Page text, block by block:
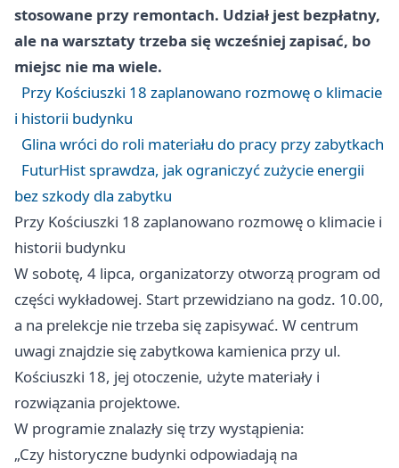
stosowane przy remontach. Udział jest bezpłatny,
ale na warsztaty trzeba się wcześniej zapisać, bo
miejsc nie ma wiele.
Przy Kościuszki 18 zaplanowano rozmowę o klimacie
i historii budynku
Glina wróci do roli materiału do pracy przy zabytkach
FuturHist sprawdza, jak ograniczyć zużycie energii
bez szkody dla zabytku
Przy Kościuszki 18 zaplanowano rozmowę o klimacie i
historii budynku
W sobotę, 4 lipca, organizatorzy otworzą program od
części wykładowej. Start przewidziano na godz. 10.00,
a na prelekcje nie trzeba się zapisywać. W centrum
uwagi znajdzie się zabytkowa kamienica przy ul.
Kościuszki 18, jej otoczenie, użyte materiały i
rozwiązania projektowe.
W programie znalazły się trzy wystąpienia:
„Czy historyczne budynki odpowiadają na